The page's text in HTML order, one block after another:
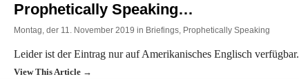
Prophetically Speaking…
Montag, der 11. November 2019 in Briefings, Prophetically Speaking
Leider ist der Eintrag nur auf Amerikanisches Englisch verfügbar.
View This Article →